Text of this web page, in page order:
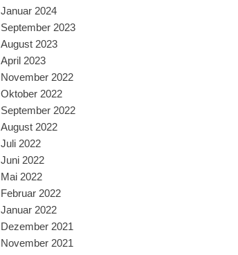
Januar 2024
September 2023
August 2023
April 2023
November 2022
Oktober 2022
September 2022
August 2022
Juli 2022
Juni 2022
Mai 2022
Februar 2022
Januar 2022
Dezember 2021
November 2021